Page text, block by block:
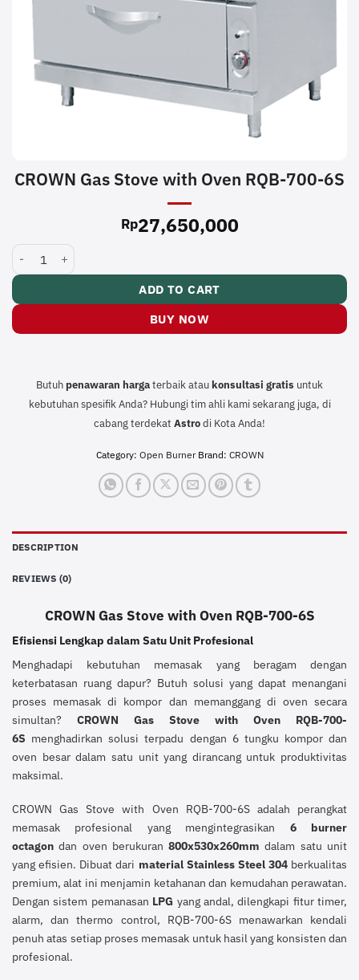
CROWN Gas Stove with Oven RQB-700-6S
Rp27,650,000
CROWN Gas Stove with Oven RQB-700-6S quantity
ADD TO CART
BUY NOW
Butuh penawaran hargaterbaik atau konsultasi gratis untuk
kebutuhan spesifik Anda? Hubungi tim ahli kami sekarang juga, di
cabang terdekat Astrodi Kota Anda!
Category: Open Burner Brand: CROWN
DESCRIPTION
REVIEWS (0)
CROWN Gas Stove with Oven RQB-700-6S
Efisiensi Lengkap dalam Satu Unit Profesional
Menghadapi kebutuhan memasak yang beragam dengan
keterbatasan ruang dapur? Butuh solusi yang dapat menangani
proses memasak di kompor dan memanggang di oven secara
simultan? CROWN Gas Stove with Oven RQB-700-
6S menghadirkan solusi terpadu dengan 6 tungku kompor dan
oven besar dalam satu unit yang dirancang untuk produktivitas
maksimal.
CROWN Gas Stove with Oven RQB-700-6S adalah perangkat
memasak profesional yang mengintegrasikan 6 burner
octagon dan oven berukuran800x530x260mm dalam satu unit
yang efisien. Dibuat dari material Stainless Steel 304berkualitas
premium, alat ini menjamin ketahanan dan kemudahan perawatan.
Dengan sistem pemanasan LPG yang andal, dilengkapi fitur timer,
alarm, dan thermo control, RQB-700-6S menawarkan kendali
penuh atas setiap proses memasak untuk hasil yang konsisten dan
profesional.